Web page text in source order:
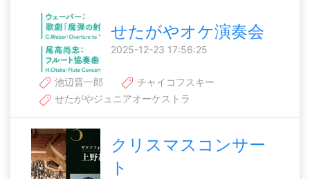
せたがやオケ演奏会
2025-12-23 17:56:25
池辺晋一郎
チャイコフスキー
せたがやジュニアオーケストラ
クリスマスコンサー
ト